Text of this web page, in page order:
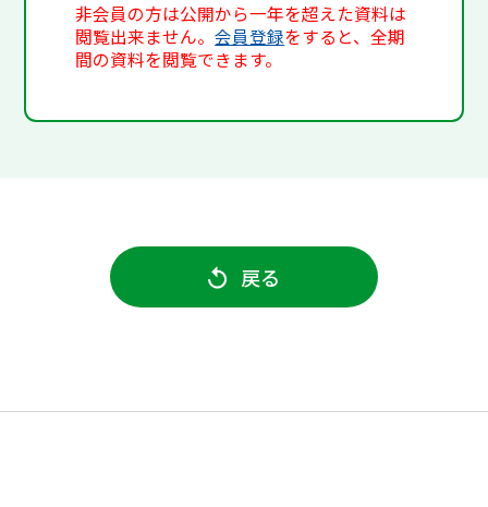
非会員の方は公開から一年を超えた資料は
閲覧出来ません。会員登録をすると、全期
間の資料を閲覧できます。
戻る